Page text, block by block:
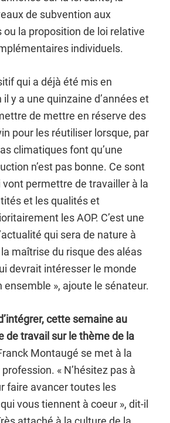
de subvention aux
la proposition de loi relative
individuels.
qui a déjà été mis en
y a une quinzaine d’années et
de mettre en réserve des
pour les réutiliser lorsque, par
climatiques font qu’une
n’est pas bonne. Ce sont
permettre de travailler à la
et les qualités et
les AOP. C’est une
qui sera de nature à
maîtrise du risque des aléas
devrait intéresser le monde
ensemble », ajoute le sénateur.
cette semaine au
de travail sur le thème de la
Montaugé se met à la
« N’hésitez pas à
faire avancer toutes les
vous tiennent à coeur », dit-il